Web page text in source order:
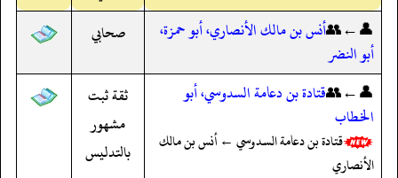
👤←👥أنس بن مالك الأنصاري، أبو حمزة،
أبو النضر
صحابي
👤←👥قتادة بن دعامة السدوسي، أبو
الخطاب
قتادة بن دعامة السدوسي ← أنس بن مالك
الأنصاري
ثقة ثبت
مشهور
بالتدليس